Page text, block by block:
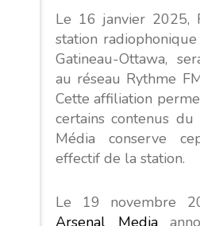
Le 16 janvier 2025,
station
Gatineau-Ottawa,
au réseau Rythme
Cette affiliation
certains contenus du
Média conserve
effectif de la station.
Le 19 novembre
Arsenal Media